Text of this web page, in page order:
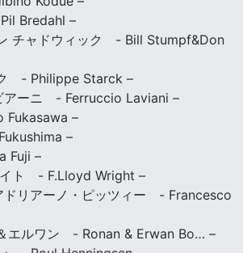
Bredahl –
チャドウィック - Bill Stumpf&Don
- Philippe Starck –
アーニ - Ferruccio Laviani –
–
–
Fuji –
イト - F.Lloyd Wright –
ドリアーノ・ピッツィー - Francesco
エルワン - Ronan & Erwan Bo… –